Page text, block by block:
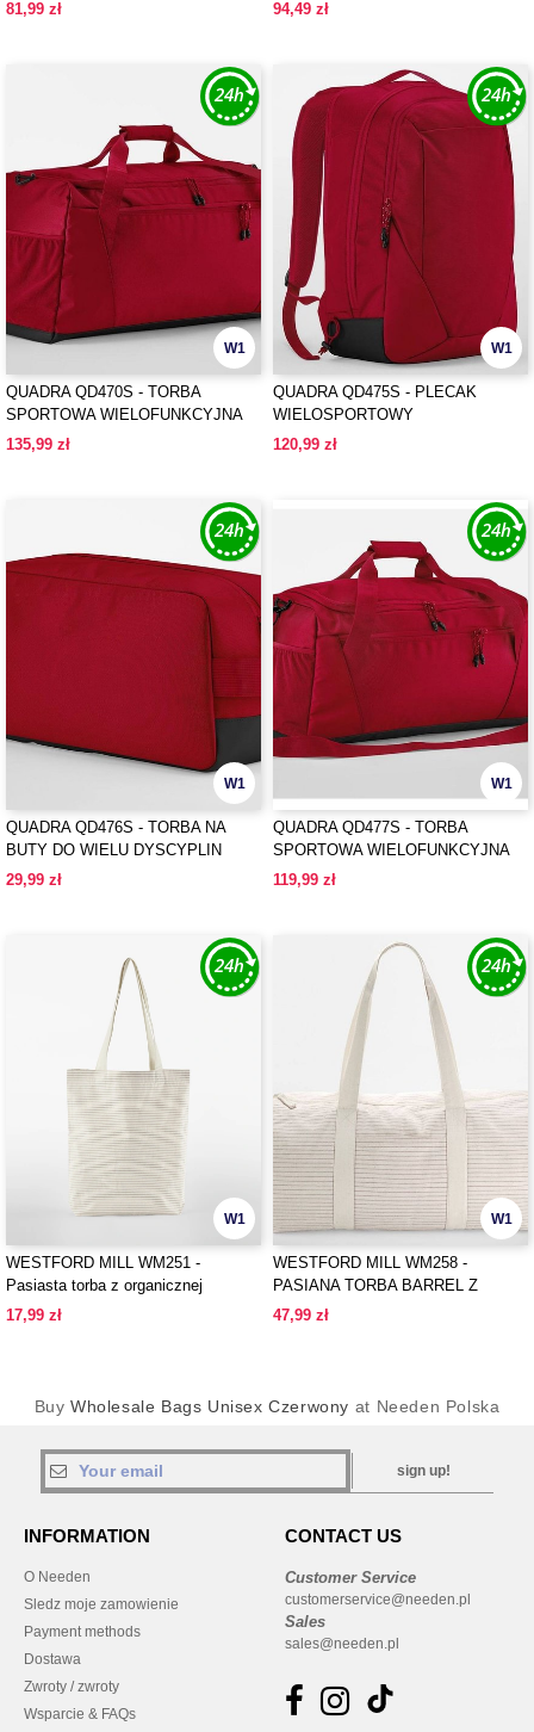
81,99 zł
94,49 zł
W1
QUADRA QD470S - TORBA
SPORTOWA WIELOFUNKCYJNA
135,99 zł
W1
QUADRA QD475S - PLECAK
WIELOSPORTOWY
120,99 zł
W1
QUADRA QD476S - TORBA NA
BUTY DO WIELU DYSCYPLIN
SPORTOWYCH
29,99 zł
W1
QUADRA QD477S - TORBA
SPORTOWA WIELOFUNKCYJNA
119,99 zł
W1
WESTFORD MILL WM251 -
Pasiasta torba z organicznej
bawełny
17,99 zł
W1
WESTFORD MILL WM258 -
PASIANA TORBA BARREL Z
ORGANICZNEJ BAWEŁNY
47,99 zł
BuyWholesale Bags Unisex Czerwony at Needen Polska
sign up!
INFORMATION
O Needen
Sledz moje zamowienie
Payment methods
Dostawa
Zwroty / zwroty
Wsparcie & FAQs
CONTACT US
Customer Service
customerservice@needen.pl
Sales
sales@needen.pl